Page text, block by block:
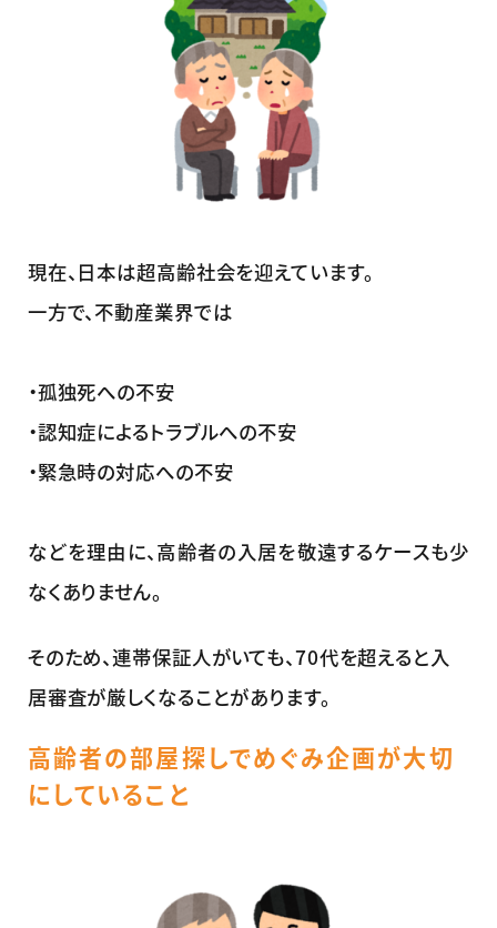
現在、日本は超高齢社会を迎えています。
一方で、不動産業界では
・孤独死への不安
・認知症によるトラブルへの不安
・緊急時の対応への不安
などを理由に、高齢者の入居を敬遠するケースも少
なくありません。
そのため、連帯保証人がいても、70代を超えると入
居審査が厳しくなることがあります。
高齢者の部屋探しでめぐみ企画が大切
にしていること